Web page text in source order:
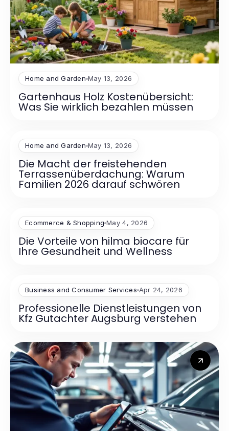
Home and Garden May 13, 2026
Gartenhaus Holz Kostenübersicht:
Was Sie wirklich bezahlen müssen
Home and Garden May 13, 2026
Die Macht der freistehenden
Terrassenüberdachung: Warum
Familien 2026 darauf schwören
Ecommerce & Shopping May 4, 2026
Die Vorteile von hilma biocare für
Ihre Gesundheit und Wellness
Business and Consumer Services Apr 24, 2026
Professionelle Dienstleistungen von
Kfz Gutachter Augsburg verstehen